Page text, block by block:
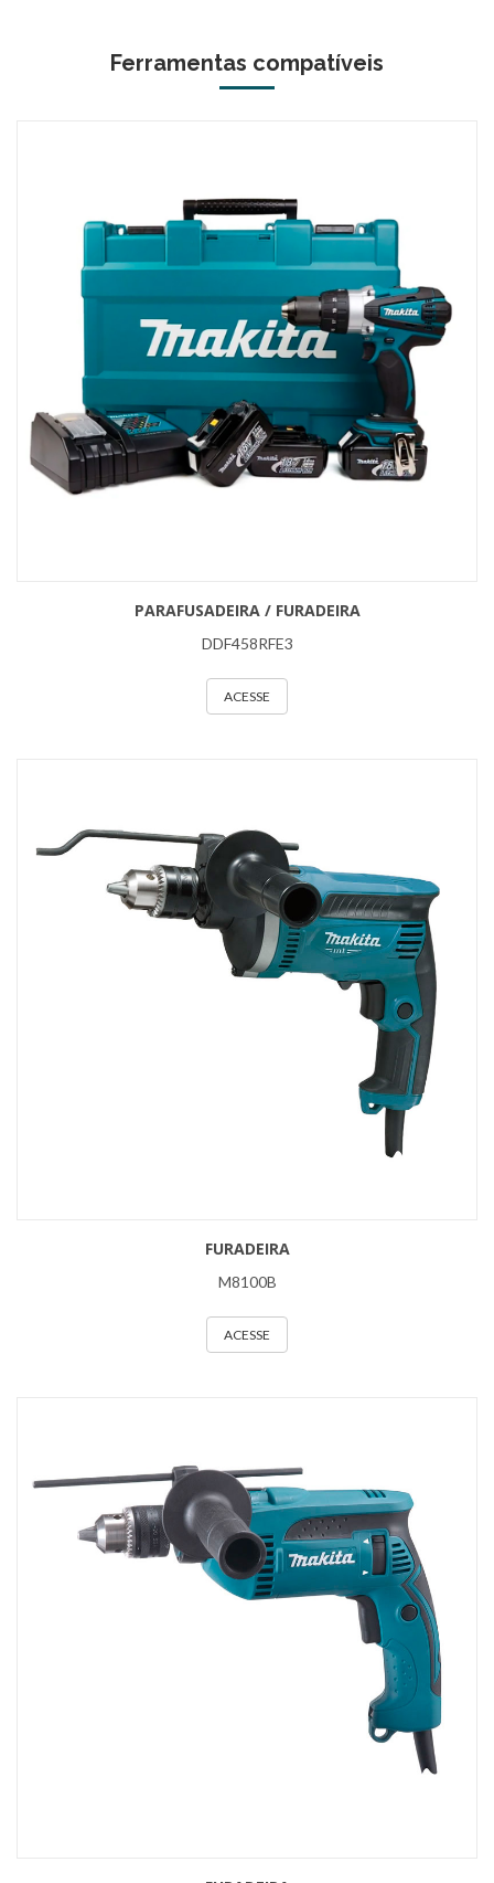
Ferramentas compatíveis
PARAFUSADEIRA / FURADEIRA
DDF458RFE3
ACESSE
FURADEIRA
M8100B
ACESSE